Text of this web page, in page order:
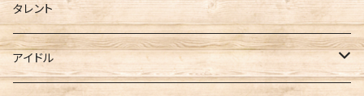
FANTASTICA
Berry Blue
タレント
アイドル